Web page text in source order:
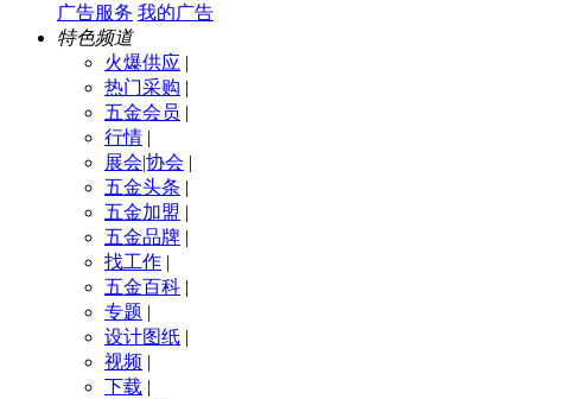
广告服务 我的广告
特色频道
火爆供应 |
热门采购 |
五金会员 |
行情 |
展会|协会 |
五金头条 |
五金加盟 |
五金品牌 |
找工作 |
五金百科 |
专题 |
设计图纸 |
视频 |
下载 |